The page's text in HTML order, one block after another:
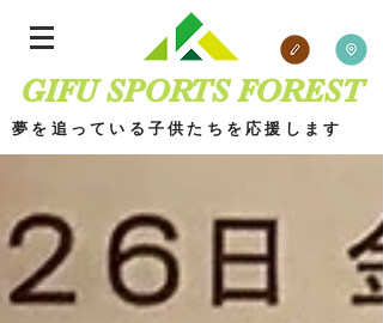
GIFU SPORTS FOREST
夢を追っている子供たちを応援します
​ブログ 場所